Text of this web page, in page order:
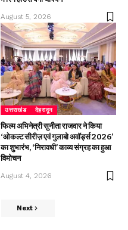
August 5, 2026
उत्तराखंड देहरादून
फिल्म अभिनेत्री सुनीता राजवार ने किया
‘ओकल्ट सीरीज़ एवं गुलाबो अवॉर्ड्स 2026’
का शुभारंभ, ‘निरावधी’ काव्य संग्रह का हुआ
विमोचन
August 4, 2026
Next